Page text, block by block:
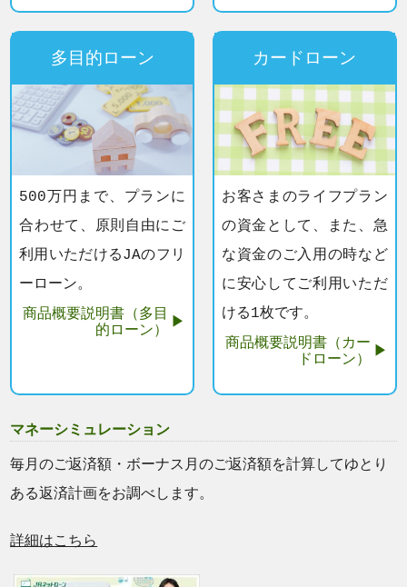
多目的ローン
500万円まで、プランに
合わせて、原則自由にご
利用いただけるJAのフリ
ーローン。
商品概要説明書（多目
的ローン）
カードローン
お客さまのライフプラン
の資金として、また、急
な資金のご入用の時など
に安心してご利用いただ
ける1枚です。
商品概要説明書（カー
ドローン）
マネーシミュレーション
毎月のご返済額・ボーナス月のご返済額を計算してゆとり
ある返済計画をお調べします。
詳細はこちら